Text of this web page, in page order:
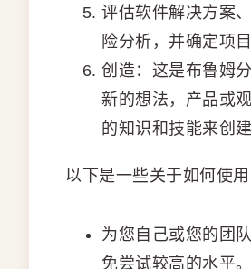
评估软件解决方案
险分析，并确定项
创造：这是布鲁姆
新的想法，产品或
的知识和技能来创建
以下是一些关于如何使
为您自己或您的团
免尝试较高的水平。